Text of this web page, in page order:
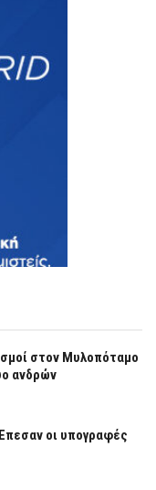
στον Μυλοπόταμο
ανδρών
οι υπογραφές